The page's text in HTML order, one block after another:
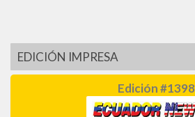
EDICIÓN IMPRESA
Edición #1398